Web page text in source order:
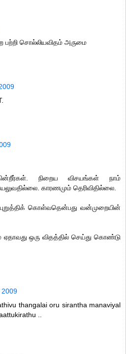
சொல்லியவிதம் அருமை
நிறைய விசயங்கள் நாம்
காரணமும் தெரிவிதில்லை.
கொள்வதென்பது வன்முறையின்
ஒரு விதத்தில் செய்து கொண்டு
2009
thangalai oru sirantha manaviyal
..